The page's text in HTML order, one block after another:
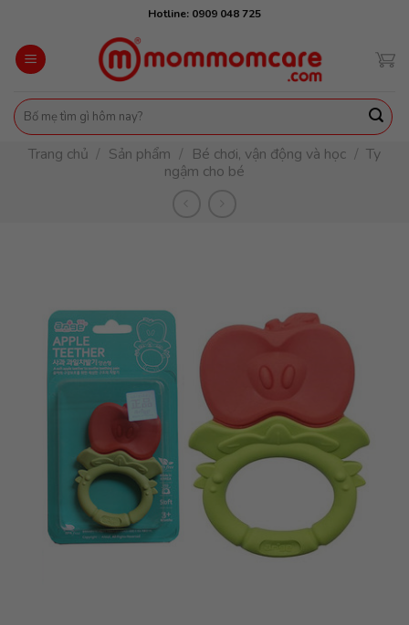
content
Hotline: 0909 048 725
Tìm
kiếm:
Trang chủ / Sản phẩm / Bé chơi, vận động và học / Ty
ngậm cho bé